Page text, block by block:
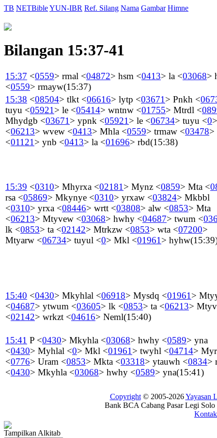
TB NETBibleYUN-IBR Ref. Silang Nama Gambar Himne
Bilangan 15:37-41
15:37 <0559> rmal <04872> hsm <0413> la <03068>
<0559> rmayw(15:37)
15:38 <08504> tlkt <06616> lytp <03671> Pnkh <
tuyu <05921> le <05414> wntnw <01755> Mtrdl <
Mhydgb <03671> ypnk <05921> le <06734> tuyu <0>
<06213> wvew <0413> Mhla <0559> trmaw <03478>
<01121> ynb <0413> la <01696> rbd(15:38)
15:39 <0310> Mhyrxa <02181> Mynz <0859> Mta <
rsa <05869> Mkynye <0310> yrxaw <03824> Mkbbl
<0310> yrxa <08446> wrtt <03808> alw <0853> Mta
<06213> Mtyvew <03068> hwhy <04687> twum <
lk <0853> ta <02142> Mtrkzw <0853> wta <07200>
Mtyarw <06734> tuyul <0> Mkl <01961> hyhw
15:40 <0430> Mkyhlal <06918> Mysdq <01961>
<04687> ytwum <03605> lk <0853> ta <06213>
<02142> wrkzt <04616> Neml(15:40)
15:41 P <0430> Mkyhla <03068> hwhy <0589> yna
<0430> Myhlal <0> Mkl <01961> twyhl <04714>
<0776> Uram <0853> Mkta <03318> ytauwh <0834>
<0430> Mkyhla <03068> hwhy <0589> yna(15:41)
Copyright© 2005-2026Yayasan
Bank BCA Cabang Pasar Legi
Kontak
Tampilkan Alkitab